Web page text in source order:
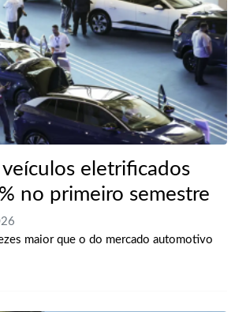
eletrificados
no primeiro semestre
maior que o do mercado automotivo